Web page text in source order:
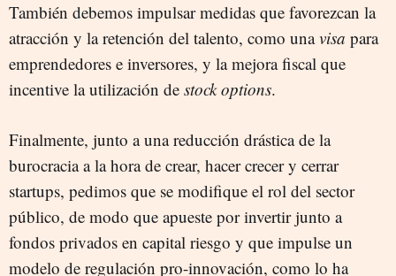
También debemos impulsar medidas que favorezcan la
atracción y la retención del talento, como unavisa para
emprendedores e inversores, y la mejora fiscal que
incentive la utilización de stock options.
Finalmente, junto a una reducción drástica de la
burocracia a la hora de crear, hacer crecer y cerrar
startups, pedimos que se modifique el rol del sector
público, de modo que apueste por invertir junto a
fondos privados en capital riesgo y que impulse un
modelo de regulación pro-innovación, como lo ha